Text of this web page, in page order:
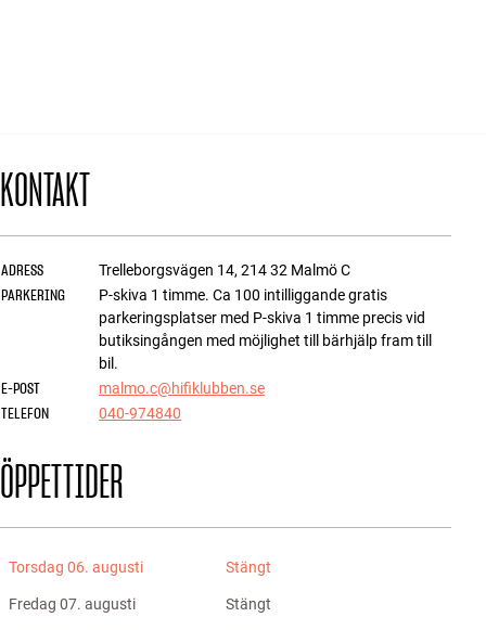
NYHETER
ERBJUDANDEN
Hitta Butik
Kundtjänst
Bygg med ljud
Företag
KONTAKT
ADRESS Trelleborgsvägen 14, 214 32 Malmö C
PARKERING
P-skiva 1 timme. Ca 100 intilliggande gratis
parkeringsplatser med P-skiva 1 timme precis vid
butiksingången med möjlighet till bärhjälp fram till
bil.
E-POST malmo.c@hifiklubben.se
TELEFON 040-974840
ÖPPETTIDER
Torsdag 06. augusti Stängt
Fredag 07. augusti Stängt